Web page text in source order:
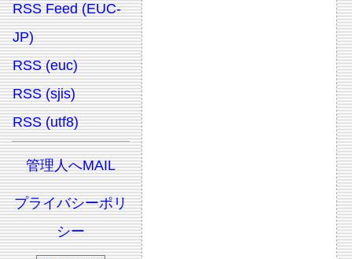
RSS Feed (EUC-
JP)
RSS (euc)
RSS (sjis)
RSS (utf8)
管理人へMAIL
プライバシーポリ
シー